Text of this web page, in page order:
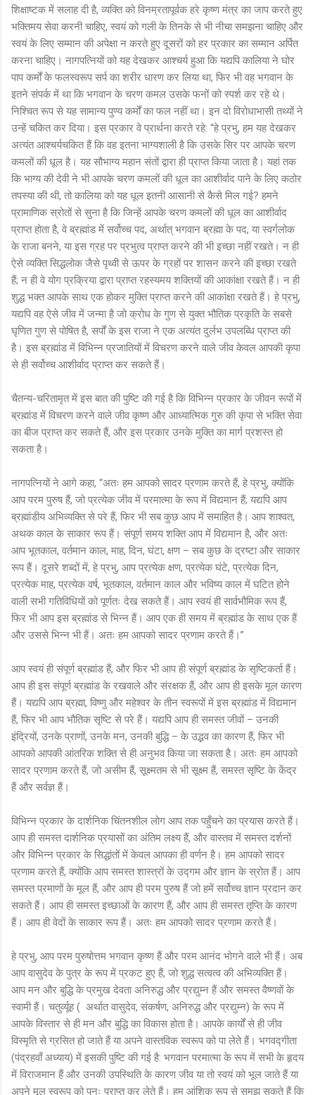
शिक्षाष्टक में सलाह दी है, व्यक्ति को विनम्रतापूर्वक हरे कृष्ण मंत्र का जाप करते हुए
भक्तिमय सेवा करनी चाहिए, स्वयं को गली के तिनके से भी नीचा समझना चाहिए और
स्वयं के लिए सम्मान की अपेक्षा न करते हुए दूसरों को हर प्रकार का सम्मान अर्पित
करना चाहिए। नागपत्नियों को यह देखकर आश्चर्य हुआ कि यद्यपि कालिया ने घोर
पाप कर्मों के फलस्वरूप सर्प का शरीर धारण कर लिया था, फिर भी वह भगवान के
इतने संपर्क में था कि भगवान के चरण कमल उसके फनों को स्पर्श कर रहे थे।
निश्चित रूप से यह सामान्य पुण्य कर्मों का फल नहीं था। इन दो विरोधाभासी तथ्यों ने
उन्हें चकित कर दिया। इस प्रकार वे प्रार्थना करते रहे: “हे प्रभु, हम यह देखकर
अत्यंत आश्चर्यचकित हैं कि वह इतना भाग्यशाली है कि उसके सिर पर आपके चरण
कमलों की धूल है। यह सौभाग्य महान संतों द्वारा ही प्राप्त किया जाता है। यहां तक
कि भाग्य की देवी ने भी आपके चरण कमलों की धूल का आशीर्वाद पाने के लिए कठोर
तपस्या की थी, तो कालिया को यह धूल इतनी आसानी से कैसे मिल गई? हमने
प्रामाणिक स्रोतों से सुना है कि जिन्हें आपके चरण कमलों की धूल का आशीर्वाद
प्राप्त होता है, वे ब्रह्मांड में सर्वोच्च पद, अर्थात् भगवान ब्रह्मा के पद, या स्वर्गलोक
के राजा बनने, या इस ग्रह पर प्रभुत्व प्राप्त करने की भी इच्छा नहीं रखते। न ही
ऐसे व्यक्ति सिद्धलोक जैसे पृथ्वी से ऊपर के ग्रहों पर शासन करने की इच्छा रखते
हैं; न ही वे योग प्रक्रिया द्वारा प्राप्त रहस्यमय शक्तियों की आकांक्षा रखते हैं। न ही
शुद्ध भक्त आपके साथ एक होकर मुक्ति प्राप्त करने की आकांक्षा रखते हैं। हे प्रभु,
यद्यपि वह ऐसे जीव में जन्मा है जो क्रोध के गुण से युक्त भौतिक प्रकृति के सबसे
घृणित गुण से पोषित है, सर्पों के इस राजा ने एक अत्यंत दुर्लभ उपलब्धि प्राप्त की
है। इस ब्रह्मांड में विभिन्न प्रजातियों में विचरण करने वाले जीव केवल आपकी कृपा
से ही सर्वोच्च आशीर्वाद प्राप्त कर सकते हैं।
चैतन्य-चरितामृत में इस बात की पुष्टि की गई है कि विभिन्न प्रकार के जीवन रूपों में
ब्रह्मांड में विचरण करने वाले जीव कृष्ण और आध्यात्मिक गुरु की कृपा से भक्ति सेवा
का बीज प्राप्त कर सकते हैं, और इस प्रकार उनके मुक्ति का मार्ग प्रशस्त हो
सकता है।
नागपत्नियों ने आगे कहा, “अतः हम आपको सादर प्रणाम करते हैं, हे प्रभु, क्योंकि
आप परम पुरुष हैं, जो प्रत्येक जीव में परमात्मा के रूप में विद्यमान हैं; यद्यपि आप
ब्रह्मांडीय अभिव्यक्ति से परे हैं, फिर भी सब कुछ आप में समाहित है। आप शाश्वत,
अथक काल के साकार रूप हैं। संपूर्ण समय शक्ति आप में विद्यमान है, और अतः
आप भूतकाल, वर्तमान काल, माह, दिन, घंटा, क्षण – सब कुछ के द्रष्टा और साकार
रूप हैं। दूसरे शब्दों में, हे प्रभु, आप प्रत्येक क्षण, प्रत्येक घंटे, प्रत्येक दिन,
प्रत्येक माह, प्रत्येक वर्ष, भूतकाल, वर्तमान काल और भविष्य काल में घटित होने
वाली सभी गतिविधियों को पूर्णतः देख सकते हैं। आप स्वयं ही सार्वभौमिक रूप हैं,
फिर भी आप इस ब्रह्मांड से भिन्न हैं। आप एक ही समय में ब्रह्मांड के साथ एक हैं
और उससे भिन्न भी हैं। अतः हम आपको सादर प्रणाम करते हैं।”
आप स्वयं ही संपूर्ण ब्रह्मांड हैं, और फिर भी आप ही संपूर्ण ब्रह्मांड के सृष्टिकर्ता हैं।
आप ही इस संपूर्ण ब्रह्मांड के रखवाले और संरक्षक हैं, और आप ही इसके मूल कारण
हैं। यद्यपि आप ब्रह्मा, विष्णु और महेश्वर के तीन स्वरूपों में इस ब्रह्मांड में विद्यमान
हैं, फिर भी आप भौतिक सृष्टि से परे हैं। यद्यपि आप ही समस्त जीवों – उनकी
इंद्रियों, उनके प्राणों, उनके मन, उनकी बुद्धि – के उद्भव का कारण हैं, फिर भी
आपको आपकी आंतरिक शक्ति से ही अनुभव किया जा सकता है। अतः हम आपको
सादर प्रणाम करते हैं, जो असीम हैं, सूक्ष्मतम से भी सूक्ष्म हैं, समस्त सृष्टि के केंद्र
हैं और सर्वज्ञ हैं।
विभिन्न प्रकार के दार्शनिक चिंतनशील लोग आप तक पहुँचने का प्रयास करते हैं।
आप ही समस्त दार्शनिक प्रयासों का अंतिम लक्ष्य हैं, और वास्तव में समस्त दर्शनों
और विभिन्न प्रकार के सिद्धांतों में केवल आपका ही वर्णन है। हम आपको सादर
प्रणाम करते हैं, क्योंकि आप समस्त शास्त्रों के उद्गम और ज्ञान के स्रोत हैं। आप
समस्त प्रमाणों के मूल हैं, और आप ही परम पुरुष हैं जो हमें सर्वोच्च ज्ञान प्रदान कर
सकते हैं। आप ही समस्त इच्छाओं के कारण हैं, और आप ही समस्त तृप्ति के कारण
हैं। आप ही वेदों के साकार रूप हैं। अतः हम आपको सादर प्रणाम करते हैं।
हे प्रभु, आप परम पुरुषोत्तम भगवान कृष्ण हैं और परम आनंद भोगने वाले भी हैं। अब
आप वासुदेव के पुत्र के रूप में प्रकट हुए हैं, जो शुद्ध सत्वत्व की अभिव्यक्ति हैं।
आप मन और बुद्धि के प्रमुख देवता अनिरुद्ध और प्रद्युम्न हैं और समस्त वैष्णवों के
स्वामी हैं। चतुर्व्यूह ( अर्थात वासुदेव, संकर्षण, अनिरुद्ध और प्रद्युम्न) के रूप में
आपके विस्तार से ही मन और बुद्धि का विकास होता है। आपके कार्यों से ही जीव
विस्मृति से ग्रसित हो जाते हैं या अपने वास्तविक स्वरूप को पा लेते हैं। भगवद्गीता
(पंद्रहवाँ अध्याय) में इसकी पुष्टि की गई है: भगवान परमात्मा के रूप में सभी के हृदय
में विराजमान हैं और उनकी उपस्थिति के कारण जीव या तो स्वयं को भूल जाते हैं या
अपने मूल स्वरूप को पुनः प्राप्त कर लेते हैं। हम आंशिक रूप से समझ सकते हैं कि